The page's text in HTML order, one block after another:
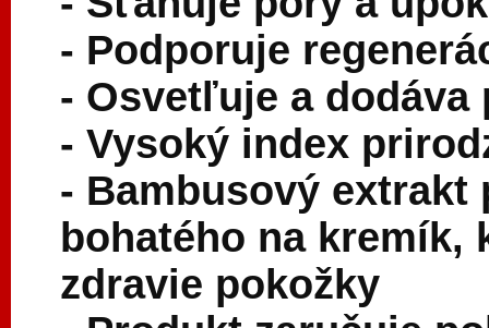
- Podporuje
- Osvetľuje a
- Vysoký index
- Bambusový extrakt
bohatého na
zdravie pokožky